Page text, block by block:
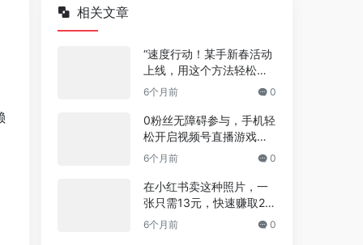
相关文章
“速度行动！某手新春活动
上线，用这个方法轻松薅3
81.55元红包！”
6个月前 0
0粉丝无障碍参与，手机轻
松开启视频号直播游戏推
广新机遇！
6个月前 0
在小红书卖这种照片，一
张只需13元，快速赚取20
万元，新手也能轻松日入2
6个月前 0